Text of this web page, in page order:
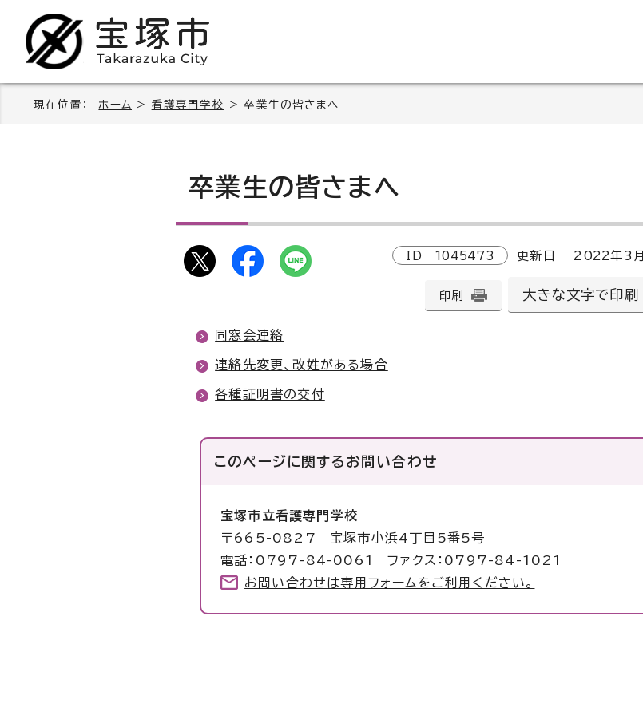
現在位置： ホーム > 看護専門学校 > 卒業生の皆さまへ
卒業生の皆さまへ
ID 1045473 更新日 2022年3月
印刷 大きな文字で印刷
同窓会連絡
連絡先変更、改姓がある場合
各種証明書の交付
このページに関する お問い合わせ
宝塚市立看護専門学校
〒665-0827 宝塚市小浜4丁目5番5号
電話：0797-84-0061 ファクス：0797-84-1021
お問い合わせは専用フォームをご利用ください。